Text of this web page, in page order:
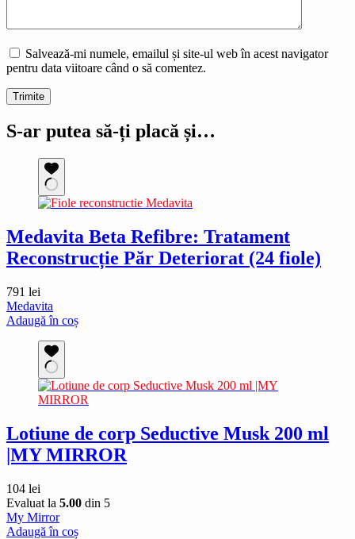
Salvează-mi numele, emailul și site-ul web în acest navigator
pentru data viitoare când o să comentez.
Trimite
S-ar putea să-ți placă și…
Medavita Beta Refibre: Tratament
Reconstrucție Păr Deteriorat (24 fiole)
791 lei
Medavita
Adaugă în coș
Lotiune de corp Seductive Musk 200 ml
|MY MIRROR
104 lei
Evaluat la 5.00 din 5
My Mirror
Adaugă în coș